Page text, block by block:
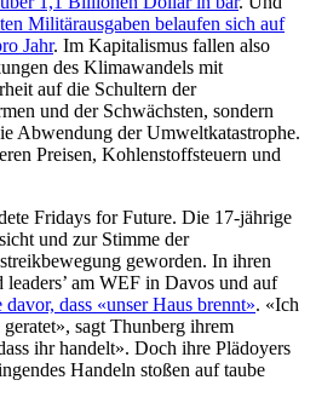
Militärausgaben belaufen sich auf
Jahr. Im Kapitalismus fallen also
des Klimawandels mit
auf die Schultern der
und der Schwächsten, sondern
Abwendung der Umweltkatastrophe.
Preisen, Kohlenstoffsteuern und
Fridays for Future. Die 17-jährige
und zur Stimme der
geworden. In ihren
leaders’ am WEF in Davos und auf
davor, dass «unser Haus brennt». «Ich
sagt Thunberg ihrem
ihr handelt». Doch ihre Plädoyers
Handeln stoßen auf taube